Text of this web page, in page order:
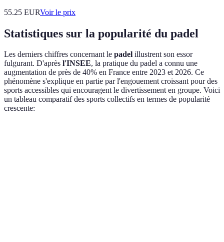
55.25 EURVoir le prix
Statistiques sur la popularité du padel
Les derniers chiffres concernant le padel illustrent son essor
fulgurant. D'après l'INSEE, la pratique du padel a connu une
augmentation de près de 40% en France entre 2023 et 2026. Ce
phénomène s'explique en partie par l'engouement croissant pour des
sports accessibles qui encouragent le divertissement en groupe. Voici
un tableau comparatif des sports collectifs en termes de popularité
crescente: